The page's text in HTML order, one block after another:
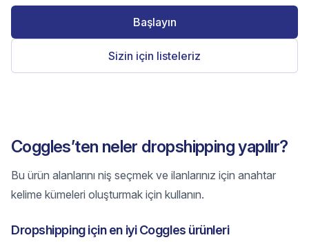
Başlayın
Sizin için listeleriz
Coggles’ten neler dropshipping yapılır?
Bu ürün alanlarını niş seçmek ve ilanlarınız için anahtar
kelime kümeleri oluşturmak için kullanın.
Dropshipping için en iyi Coggles ürünleri